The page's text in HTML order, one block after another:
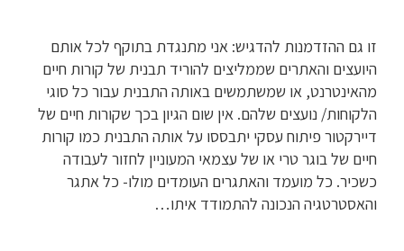
זו גם ההזדמנות להדגיש: אני מתנגדת בתוקף לכל אותם
היועצים והאתרים שממליצים להוריד תבנית של קורות חיים
מהאינטרנט, או שמשתמשים באותה התבנית עבור כל סוגי
הלקוחות/ נועצים שלהם. אין שום הגיון בכך שקורות חיים של
דיירקטור פיתוח עסקי יתבססו על אותה התבנית כמו קורות
חיים של בוגר טרי או של עצמאי המעוניין לחזור לעבודה
כשכיר. כל מועמד והאתגרים העומדים מולו- כל אתגר
והאסטרטגיה הנכונה להתמודד איתו…